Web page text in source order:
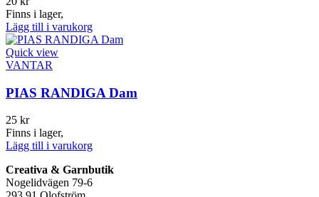
Finns i lager,
Lägg till i varukorg
Quick view
VANTAR
PIAS RANDIGA Dam
25 kr
Finns i lager,
Lägg till i varukorg
Creativa & Garnbutik
Nogelidvägen 79-6